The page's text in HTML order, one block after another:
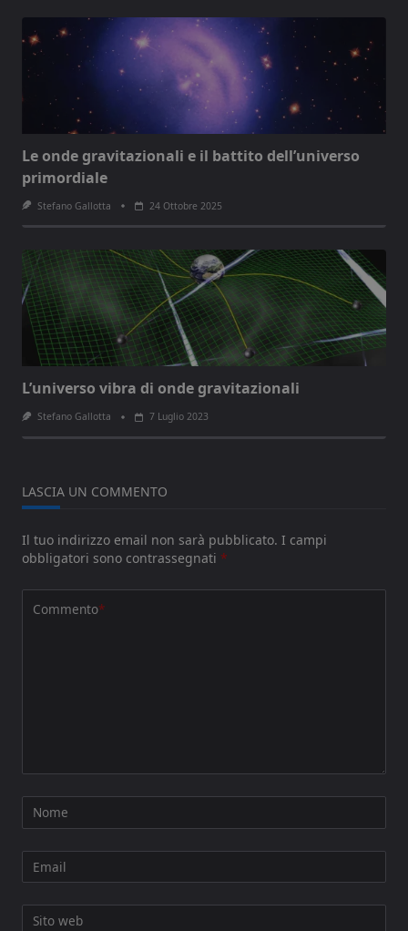
Le onde gravitazionali e il battito dell’universo
primordiale
Stefano Gallotta 24 Ottobre 2025
L’universo vibra di onde gravitazionali
Stefano Gallotta 7 Luglio 2023
LASCIA UN COMMENTO
Il tuo indirizzo email non sarà pubblicato. I campi
obbligatori sono contrassegnati *
Commento*
Nome
Email
Sito web